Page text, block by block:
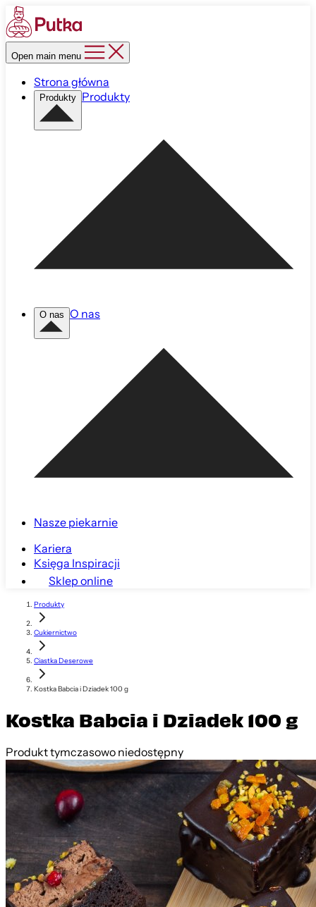
Open main menu
Strona główna
Produkty Produkty
O nas O nas
Nasze piekarnie
Kariera
Księga Inspiracji
Sklep online
Produkty
Cukiernictwo
Ciastka Deserowe
Kostka Babcia i Dziadek 100 g
Kostka Babcia i Dziadek 100 g
Produkt tymczasowo niedostępny